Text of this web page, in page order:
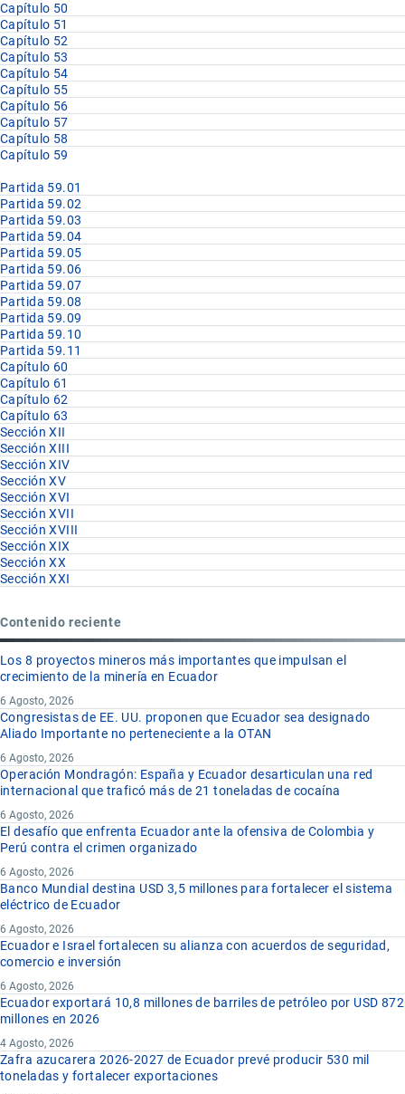
Capítulo 50
Capítulo 51
Capítulo 52
Capítulo 53
Capítulo 54
Capítulo 55
Capítulo 56
Capítulo 57
Capítulo 58
Capítulo 59
Partida 59.01
Partida 59.02
Partida 59.03
Partida 59.04
Partida 59.05
Partida 59.06
Partida 59.07
Partida 59.08
Partida 59.09
Partida 59.10
Partida 59.11
Capítulo 60
Capítulo 61
Capítulo 62
Capítulo 63
Sección XII
Sección XIII
Sección XIV
Sección XV
Sección XVI
Sección XVII
Sección XVIII
Sección XIX
Sección XX
Sección XXI
Contenido reciente
Los 8 proyectos mineros más importantes que impulsan el
crecimiento de la minería en Ecuador
6 Agosto, 2026
Congresistas de EE. UU. proponen que Ecuador sea designado
Aliado Importante no perteneciente a la OTAN
6 Agosto, 2026
Operación Mondragón: España y Ecuador desarticulan una red
internacional que traficó más de 21 toneladas de cocaína
6 Agosto, 2026
El desafío que enfrenta Ecuador ante la ofensiva de Colombia y
Perú contra el crimen organizado
6 Agosto, 2026
Banco Mundial destina USD 3,5 millones para fortalecer el sistema
eléctrico de Ecuador
6 Agosto, 2026
Ecuador e Israel fortalecen su alianza con acuerdos de seguridad,
comercio e inversión
6 Agosto, 2026
Ecuador exportará 10,8 millones de barriles de petróleo por USD 872
millones en 2026
4 Agosto, 2026
Zafra azucarera 2026-2027 de Ecuador prevé producir 530 mil
toneladas y fortalecer exportaciones